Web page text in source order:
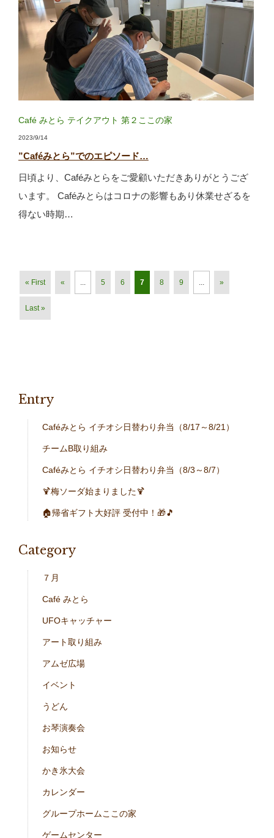
Café みとら テイクアウト 第２ここの家
2023/9/14
”Caféみとら”でのエピソード…
日頃より、Caféみとらをご愛顧いただきありがとうござ
います。 Caféみとらはコロナの影響もあり休業せざるを
得ない時期…
« First « ... 5 6 7 8 9 ... »
Last »
Entry
Caféみとら イチオシ日替わり弁当（8/17～8/21）
チームB取り組み
Caféみとら イチオシ日替わり弁当（8/3～8/7）
🍹梅ソーダ始まりました🍹
🏠帰省ギフト大好評 受付中！🎁🎵
Category
７月
Café みとら
UFOキャッチャー
アート取り組み
アムゼ広場
イベント
うどん
お琴演奏会
お知らせ
かき氷大会
カレンダー
グループホームここの家
ゲームセンター